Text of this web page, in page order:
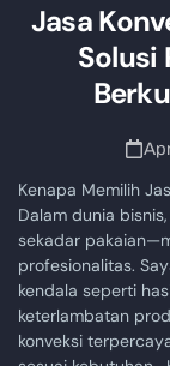
Jasa
Solusi
Kenapa Memilih
Dalam dunia
sekadar
profesionalitas.
kendala seperti
keterlambatan
konveksi